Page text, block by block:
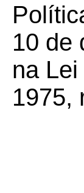
10 de
na
1975,